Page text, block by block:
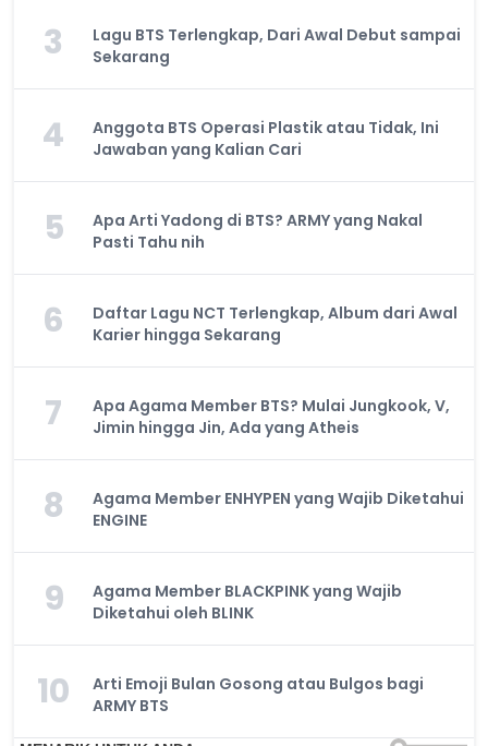
3
Lagu BTS Terlengkap, Dari Awal Debut sampai
Sekarang
4
Anggota BTS Operasi Plastik atau Tidak, Ini
Jawaban yang Kalian Cari
5
Apa Arti Yadong di BTS? ARMY yang Nakal
Pasti Tahu nih
6
Daftar Lagu NCT Terlengkap, Album dari Awal
Karier hingga Sekarang
7
Apa Agama Member BTS? Mulai Jungkook, V,
Jimin hingga Jin, Ada yang Atheis
8
Agama Member ENHYPEN yang Wajib Diketahui
ENGINE
9
Agama Member BLACKPINK yang Wajib
Diketahui oleh BLINK
10
Arti Emoji Bulan Gosong atau Bulgos bagi
ARMY BTS